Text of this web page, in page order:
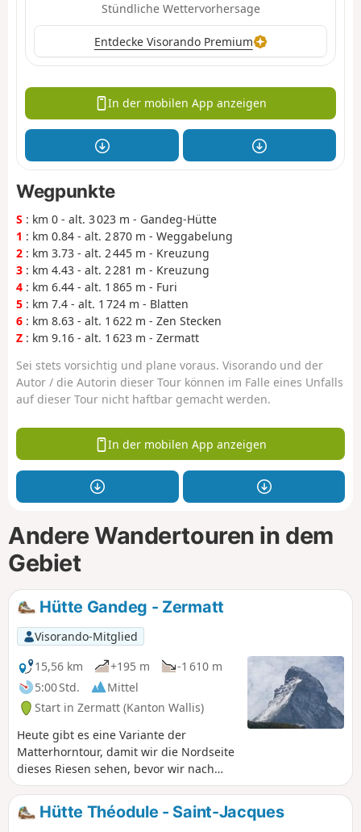
Stündliche Wettervorhersage
Entdecke Visorando Premium
In der mobilen App anzeigen
Wegpunkte
S : km 0 - alt. 3 023 m - Gandeg-Hütte
1 : km 0.84 - alt. 2 870 m - Weggabelung
2 : km 3.73 - alt. 2 445 m - Kreuzung
3 : km 4.43 - alt. 2 281 m - Kreuzung
4 : km 6.44 - alt. 1 865 m - Furi
5 : km 7.4 - alt. 1 724 m - Blatten
6 : km 8.63 - alt. 1 622 m - Zen Stecken
Z : km 9.16 - alt. 1 623 m - Zermatt
Sei stets vorsichtig und plane voraus. Visorando und der
Autor / die Autorin dieser Tour können im Falle eines Unfalls
auf dieser Tour nicht haftbar gemacht werden.
In der mobilen App anzeigen
Andere Wandertouren in dem
Gebiet
Hütte Gandeg - Zermatt
Visorando-Mitglied
15,56 km
+195 m
-1 610 m
5:00 Std.
Mittel
Start in Zermatt (Kanton Wallis)
Heute gibt es eine Variante der
Matterhorntour, damit wir die Nordseite
dieses Riesen sehen, bevor wir nach
Zermatt gelangen.
Hütte Théodule - Saint-Jacques